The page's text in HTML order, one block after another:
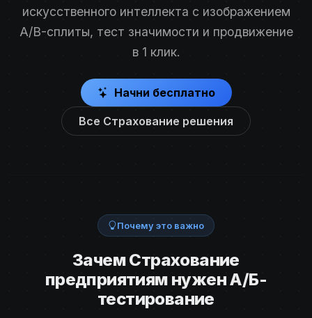
искусственного интеллекта с изображением
A/B-сплиты, тест значимости и продвижение
в 1 клик.
Начни бесплатно
Все Страхование решения
Почему это важно
Зачем Страхование
предприятиям нужен А/Б-
тестирование